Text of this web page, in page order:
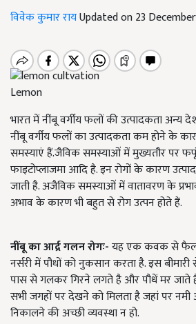
विवेक कुमार रायUpdated on 23
Lemon
भारत में नींबू वर्गीय फलों की उत्पादकता अन्य
नींबू वर्गीय फलों का उत्पादकता कम होने के
समस्याएं हैं.जैविक समस्याओं में मुख्यतौर पर
फाइटोप्लाजमा आदि है. इन रोगों के कारण
जाती है. अजैविक समस्याओं में वातावरण के
अभाव के कारण भी बहुत से रोग उत्पन होते हैं.
नींबू का आर्द्र गलन रोगः-यह एक कवक से फैलने
नर्सरी में पौधों को नुकसान करता है. इस
पास से गलकर गिरने लगते है और पौधें मर जाते है.
सभी जगहों पर देखने को मिलता है जहां पर नमी
निकालने की अच्छी व्यवस्था न हो.